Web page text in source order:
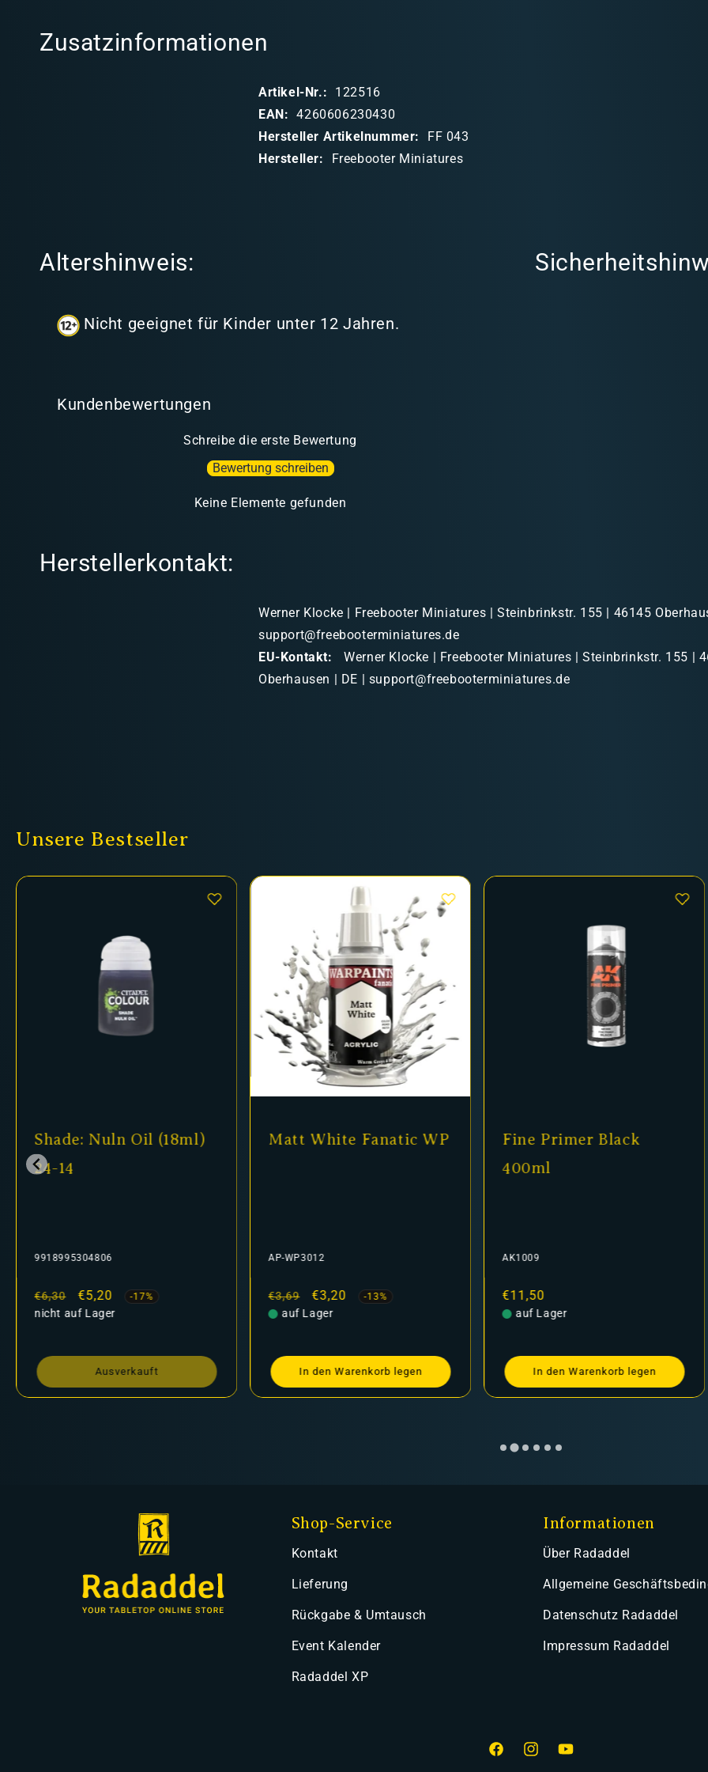
a
n
Zusatzinformationen
Artikel-Nr.:
122516
EAN:
4260606230430
Hersteller Artikelnummer:
FF 043
Hersteller:
Freebooter Miniatures
Altershinweis:
Nicht geeignet für Kinder unter 12 Jahren.
Kundenbewertungen
Schreibe die erste Bewertung
Bewertung schreiben
Keine Elemente gefunden
Herstellerkontakt:
Werner Klocke | Freebooter Miniatures | Steinbrinkstr. 155 | 46145
support@freebooterminiatures.de
EU-Kontakt:
Werner Klocke | Freebooter Miniatures | Steinbrinkstr. 155 |
Oberhausen | DE | support@freebooterminiatures.de
Unsere Bestseller
Shade: Nuln Oil (18ml)
24-14
9918995304806
Normaler
Preis
€6,30 Verkaufspreis
€5,20 -17%
nicht auf Lager
Ausverkauft
Matt White Fanatic WP
AP-WP3012
Normaler
Preis
€3,69 Verkaufspreis
€3,20 -13%
auf Lager
In den Warenkorb legen
Fine Primer Black
400ml
AK1009
Normaler
Preis
€11,50
auf Lager
In den Warenkorb legen
Shop-Service
Kontakt
Lieferung
Rückgabe & Umtausch
Event Kalender
Radaddel XP
Informationen
Über Radaddel
Allgemeine
Datenschutz Radaddel
Impressum Radaddel
FacebookInstagramYouTube